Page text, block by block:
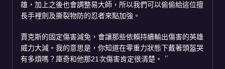
雄，加上之後也會調整易大師，所以我們可以偷偷給這位擅
長手裡劍及撕裂物防的忍者來點加強。
賈克斯的固定傷害減免，會讓那些依賴持續輸出傷害的英雄
威力大減。我的意思是，你知道在零重力狀態下戴著頭盔哭
有多煩嗎？庫奇和他那21次傷害肯定很清楚。